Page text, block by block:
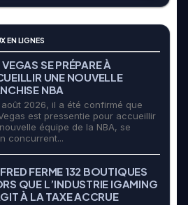
EN LIGNES
SE PRÉPARE À
UNE NOUVELLE
NBA
août 2026, il a été confirmé que
est pressentie pour accueillir
équipe de la NBA, se
concurrent...
FERME 132 BOUTIQUES
QUE L’INDUSTRIE IGAMING
À LA TAXE ACCRUE